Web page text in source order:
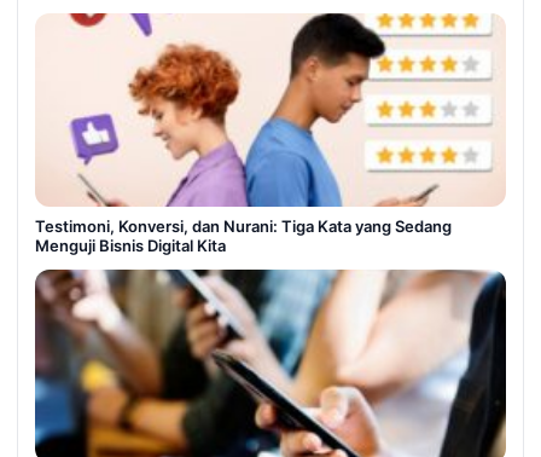
Testimoni, Konversi, dan Nurani: Tiga Kata yang Sedang
Menguji Bisnis Digital Kita